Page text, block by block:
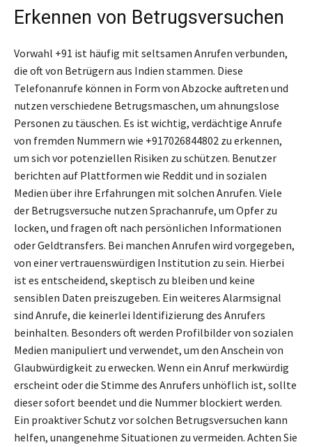
Erkennen von Betrugsversuchen
Vorwahl +91 ist häufig mit seltsamen Anrufen verbunden,
die oft von Betrügern aus Indien stammen. Diese
Telefonanrufe können in Form von Abzocke auftreten und
nutzen verschiedene Betrugsmaschen, um ahnungslose
Personen zu täuschen. Es ist wichtig, verdächtige Anrufe
von fremden Nummern wie +917026844802 zu erkennen,
um sich vor potenziellen Risiken zu schützen. Benutzer
berichten auf Plattformen wie Reddit und in sozialen
Medien über ihre Erfahrungen mit solchen Anrufen. Viele
der Betrugsversuche nutzen Sprachanrufe, um Opfer zu
locken, und fragen oft nach persönlichen Informationen
oder Geldtransfers. Bei manchen Anrufen wird vorgegeben,
von einer vertrauenswürdigen Institution zu sein. Hierbei
ist es entscheidend, skeptisch zu bleiben und keine
sensiblen Daten preiszugeben. Ein weiteres Alarmsignal
sind Anrufe, die keinerlei Identifizierung des Anrufers
beinhalten. Besonders oft werden Profilbilder von sozialen
Medien manipuliert und verwendet, um den Anschein von
Glaubwürdigkeit zu erwecken. Wenn ein Anruf merkwürdig
erscheint oder die Stimme des Anrufers unhöflich ist, sollte
dieser sofort beendet und die Nummer blockiert werden.
Ein proaktiver Schutz vor solchen Betrugsversuchen kann
helfen, unangenehme Situationen zu vermeiden. Achten Sie